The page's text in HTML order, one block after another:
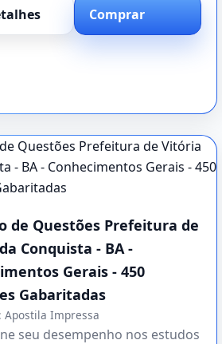
Comprar
de Questões Prefeitura de
Conquista - BA -
Gerais - 450
Gabaritadas
Apostila Impressa
seu desempenho nos estudos